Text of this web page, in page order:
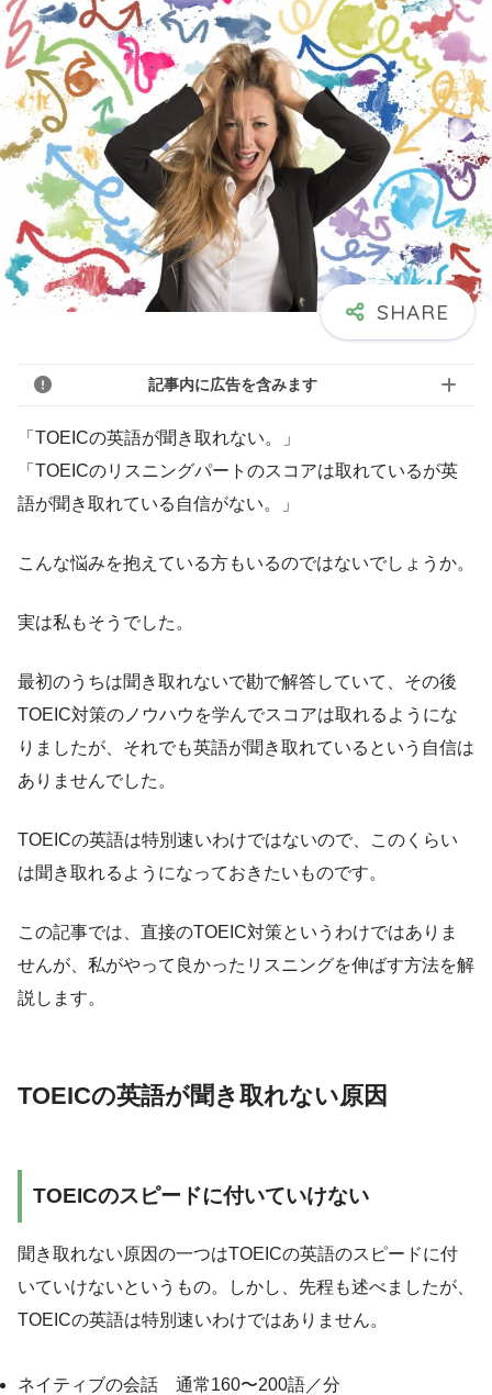
記事内に広告を含みます
「TOEICの英語が聞き取れない。」
「TOEICのリスニングパートのスコアは取れているが英
語が聞き取れている自信がない。」
こんな悩みを抱えている方もいるのではないでしょうか。
実は私もそうでした。
最初のうちは聞き取れないで勘で解答していて、その後
TOEIC対策のノウハウを学んでスコアは取れるようにな
りましたが、それでも英語が聞き取れているという自信は
ありませんでした。
TOEICの英語は特別速いわけではないので、このくらい
は聞き取れるようになっておきたいものです。
この記事では、直接のTOEIC対策というわけではありま
せんが、私がやって良かったリスニングを伸ばす方法を解
説します。
TOEICの英語が聞き取れない原因
TOEICのスピードに付いていけない
聞き取れない原因の一つはTOEICの英語のスピードに付
いていけないというもの。しかし、先程も述べましたが、
TOEICの英語は特別速いわけではありません。
ネイティブの会話 通常160〜200語／分